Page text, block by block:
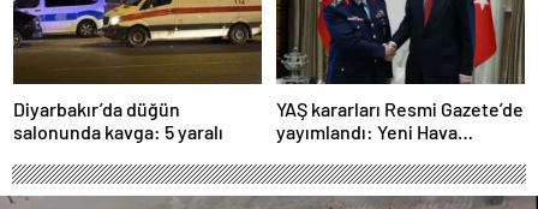
Diyarbakır’da düğün
salonunda kavga: 5 yaralı
YAŞ kararları Resmi Gazete’de
yayımlandı: Yeni Hava
Orgeneral Rafet Dalkıran